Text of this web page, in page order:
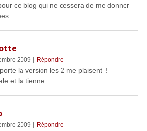
ce blog qui ne cessera de me donner
2009 | Répondre
la version les 2 me plaisent !!
et la tienne
2009 | Répondre